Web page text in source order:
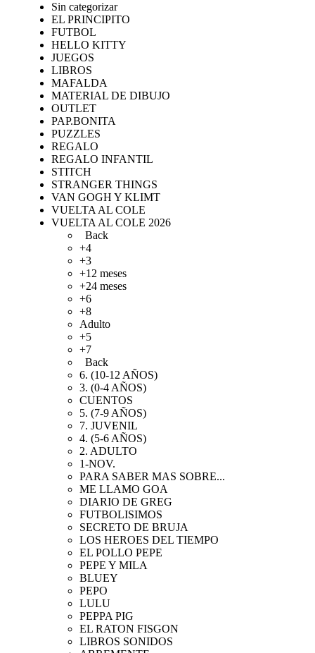
Sin categorizar
EL PRINCIPITO
FUTBOL
HELLO KITTY
JUEGOS
LIBROS
MAFALDA
MATERIAL DE DIBUJO
OUTLET
PAP.BONITA
PUZZLES
REGALO
REGALO INFANTIL
STITCH
STRANGER THINGS
VAN GOGH Y KLIMT
VUELTA AL COLE
VUELTA AL COLE 2026
Back
+4
+3
+12 meses
+24 meses
+6
+8
Adulto
+5
+7
Back
6. (10-12 AÑOS)
3. (0-4 AÑOS)
CUENTOS
5. (7-9 AÑOS)
7. JUVENIL
4. (5-6 AÑOS)
2. ADULTO
1-NOV.
PARA SABER MAS SOBRE...
ME LLAMO GOA
DIARIO DE GREG
FUTBOLISIMOS
SECRETO DE BRUJA
LOS HEROES DEL TIEMPO
EL POLLO PEPE
PEPE Y MILA
BLUEY
PEPO
LULU
PEPPA PIG
EL RATON FISGON
LIBROS SONIDOS